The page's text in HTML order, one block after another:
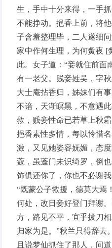
生，手中十分来得，一手
不能挣动。挹香上前，将
子含羞整理毕，二人遂细
家中作何生理，为何夤夜
此。女子道：“妾就住前面
有一老父。贱妾姓吴，字
大士庵拈香归，姊妹们有
不谙，天渐瞑黑，不意遇
救，贱妾性命已若草上秋
挹香素性多情，每以怜惜
激，又见她姿容妩媚，态
蔻，虽蓬门未识绮罗，倒
饰俱还你了，你也不必谢
“既蒙公子救援，德莫大焉
何处，改日妾好登门拜谢
方，路见不平，宜乎拔刀
归家为是。”秋兰只得辞去。
且说梦仙抓住了那人，问